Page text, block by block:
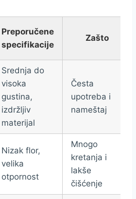
Preporučene
specifikacije
Zašto
Srednja do
visoka
gustina,
izdržljiv
materijal
Česta
upotreba i
nameštaj
Nizak flor,
velika
otpornost
Mnogo
kretanja i
lakše
čišćenje